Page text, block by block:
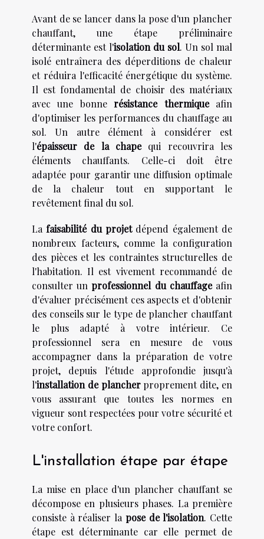
Avant de se lancer dans la pose d'un plancher
chauffant, une étape préliminaire
déterminante est l'isolation du sol. Un sol mal
isolé entraînera des déperditions de chaleur
et réduira l'efficacité énergétique du système.
Il est fondamental de choisir des matériaux
avec une bonnerésistance thermiqueafin
d'optimiser les performances du chauffage au
sol. Un autre élément à considérer est
l'épaisseur de la chapequi recouvrira les
éléments chauffants. Celle-ci doit être
adaptée pour garantir une diffusion optimale
de la chaleur tout en supportant le
revêtement final du sol.
Lafaisabilité du projetdépend également de
nombreux facteurs, comme la configuration
des pièces et les contraintes structurelles de
l'habitation. Il est vivement recommandé de
consulter unprofessionnel du chauffageafin
d'évaluer précisément ces aspects et d'obtenir
des conseils sur le type de plancher chauffant
le plus adapté à votre intérieur. Ce
professionnel sera en mesure de vous
accompagner dans la préparation de votre
projet, depuis l'étude approfondie jusqu'à
l'installation de plancherproprement dite, en
vous assurant que toutes les normes en
vigueur sont respectées pour votre sécurité et
votre confort.
L'installation étape par étape
La mise en place d'un plancher chauffant se
décompose en plusieurs phases. La première
consiste à réaliser la pose de l'isolation. Cette
étape est déterminante car elle permet de